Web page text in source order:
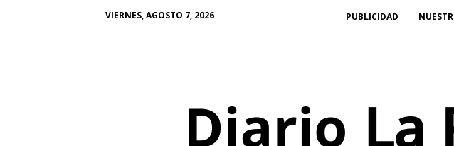
VIERNES, AGOSTO 7, 2026 PUBLICIDAD